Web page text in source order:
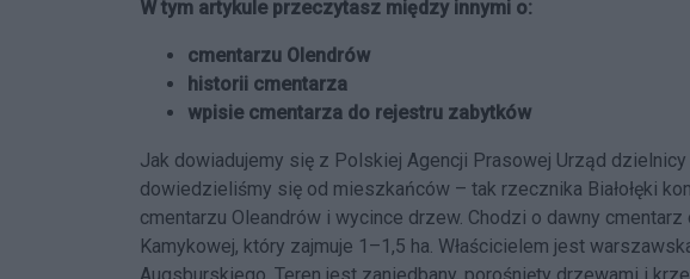
W tym artykule przeczytasz między innymi o:
cmentarzu Olendrów
historii cmentarza
wpisie cmentarza do rejestru zabytków
Jak dowiadujemy się z Polskiej Agencji Prasowej Urząd
dowiedzieliśmy się od mieszkańców – tak rzecznika Białołęki
cmentarzu Oleandrów i wycince drzew. Chodzi o dawny
Kamykowej, który zajmuje 1–1,5 ha. Właścicielem jest